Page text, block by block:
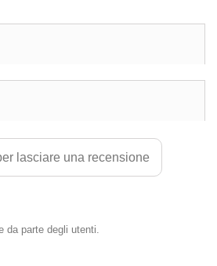
lasciare una recensione
da parte degli utenti.